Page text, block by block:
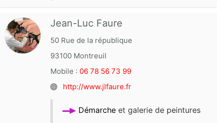
Jean-Luc Faure
50 Rue de la république
93100 Montreuil
Mobile : 06 78 56 73 99
http://www.jlfaure.fr
Démarche et galerie de peintures